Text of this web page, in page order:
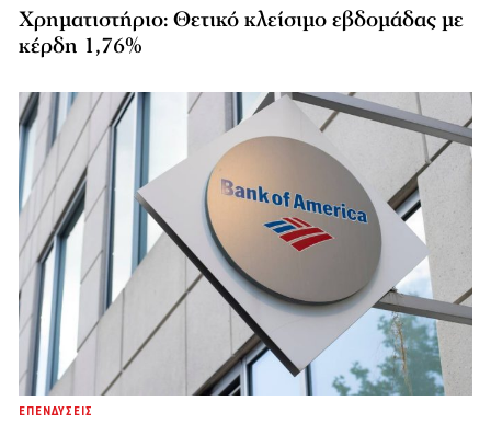
Χρηματιστήριο: Θετικό κλείσιμο εβδομάδας με
κέρδη 1,76%
ΕΠΕΝΔΥΣΕΙΣ